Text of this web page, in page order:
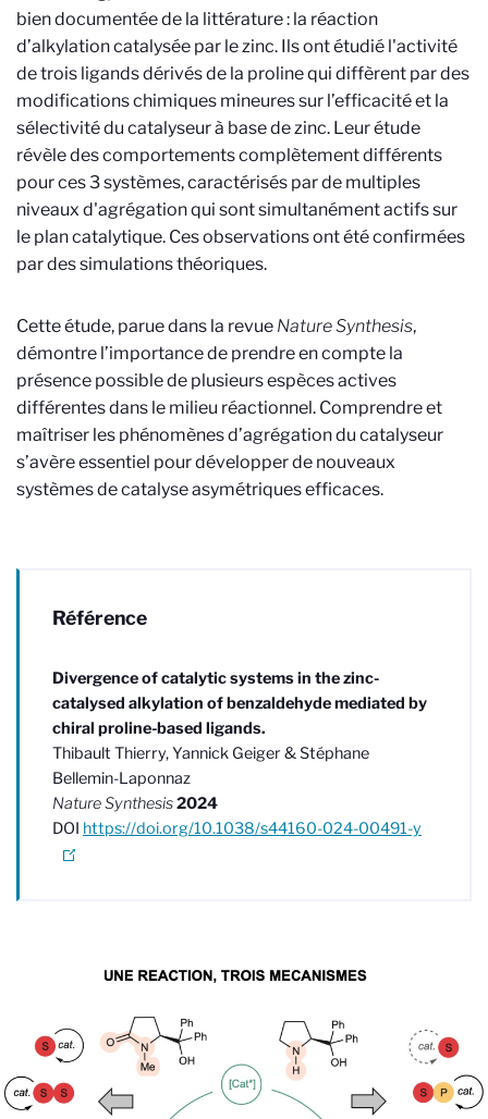
bien documentée de la littérature : la réaction
d’alkylation catalysée par le zinc. Ils ont étudié l'activité
de trois ligands dérivés de la proline qui diffèrent par des
modifications chimiques mineures sur l’efficacité et la
sélectivité du catalyseur à base de zinc. Leur étude
révèle des comportements complètement différents
pour ces 3 systèmes, caractérisés par de multiples
niveaux d'agrégation qui sont simultanément actifs sur
le plan catalytique. Ces observations ont été confirmées
par des simulations théoriques.
Cette étude, parue dans la revue Nature Synthesis,
démontre l’importance de prendre en compte la
présence possible de plusieurs espèces actives
différentes dans le milieu réactionnel. Comprendre et
maîtriser les phénomènes d’agrégation du catalyseur
s’avère essentiel pour développer de nouveaux
systèmes de catalyse asymétriques efficaces.
Référence
Divergence of catalytic systems in the zinc-
catalysed alkylation of benzaldehyde mediated by
chiral proline-based ligands.
Thibault Thierry, Yannick Geiger & Stéphane
Bellemin-Laponnaz
Nature Synthesis2024
DOI https://doi.org/10.1038/s44160-024-00491-y